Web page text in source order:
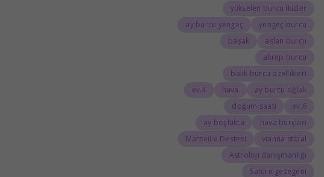
yükselen burcu ikizler
yengeç burcu
ay burcu yengeç
aslan burcu
başak
akrep burcu
balık burcu özellikleri
ay burcu oğlak
hava
4.ev
6.ev
doğum saati
hava burçları
ay boşlukta
vianna stibal
Marseille Destesi
Astroloji danışmanlığı
Satürn gezegeni